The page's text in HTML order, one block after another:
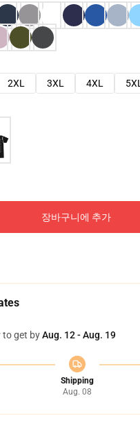
2XL 3XL 4XL
5XL
장바구니에 추가
to get byAug. 12 - Aug. 19
Shipping
Aug. 08